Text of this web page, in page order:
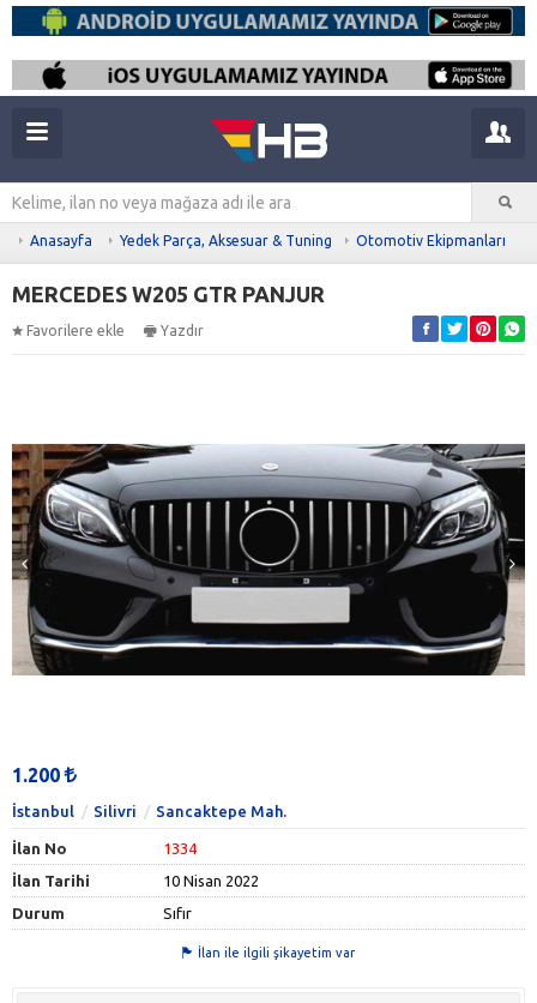
Anasayfa Yedek Parça, Aksesuar & Tuning Otomotiv Ekipmanları
MERCEDES W205 GTR PANJUR
Favorilere ekle Yazdır
1.200
İstanbul Silivri Sancaktepe Mah.
İlan No
1334
İlan Tarihi
10 Nisan 2022
Durum
Sıfır
İlan ile ilgili şikayetim var